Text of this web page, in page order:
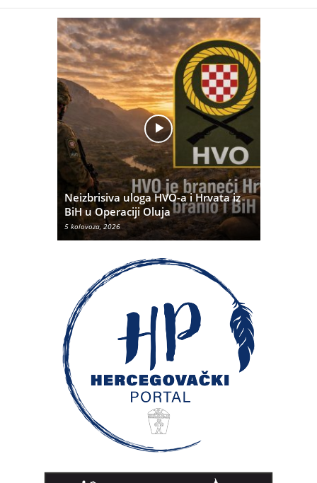
Neizbrisiva uloga HVO-a i Hrvata iz
BiH u Operaciji Oluja
5 kolovoza, 2026